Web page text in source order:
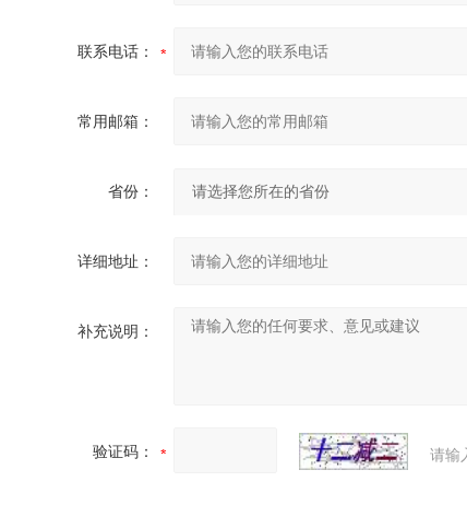
联系电话：
常用邮箱：
省份：
详细地址：
补充说明：
验证码： 请输